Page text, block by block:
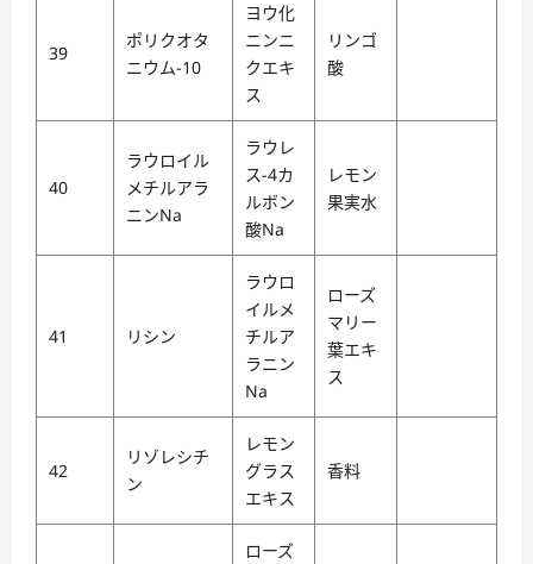
39
ポリクオタ
ニウム-10
ヨウ化
ニンニ
クエキ
ス
リンゴ
酸
40
ラウロイル
メチルアラ
ニンNa
ラウレ
ス-4カ
ルボン
酸Na
レモン
果実水
41 リシン
ラウロ
イルメ
チルア
ラニン
Na
ローズ
マリー
葉エキ
ス
42
リゾレシチ
ン
レモン
グラス
エキス
香料
ローズ